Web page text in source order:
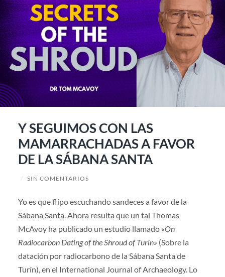
Y SEGUIMOS CON LAS
MAMARRACHADAS A FAVOR
DE LA SÁBANA SANTA
/ SIN COMENTARIOS
Yo es que flipo escuchando sandeces a favor de la
Sábana Santa. Ahora resulta que un tal Thomas
McAvoy ha publicado un estudio llamado «On
Radiocarbon Dating of the Shroud of Turin» (Sobre la
datación por radiocarbono de la Sábana Santa de
Turín), en el International Journal of Archaeology. Lo